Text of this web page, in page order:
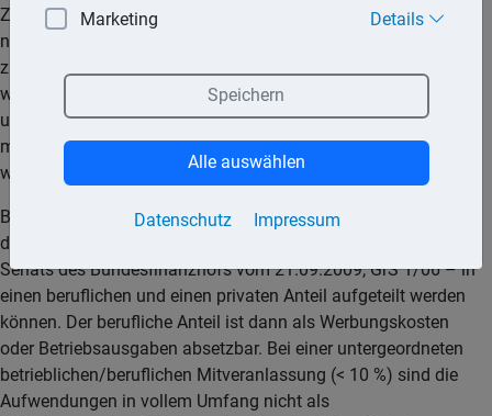
Zusammenhang mit der privaten Lebensführung stehen und
nicht allein betrieblich veranlasst sind. So ist der Abzug auch
zum Teil privat veranlasster Aufwendungen nur möglich,
wenn der Privatanteil unter 10 % liegt und damit von
untergeordneter Bedeutung ist oder der betriebliche Anteil
mittels eines objektiven Maßstabs fehlerfrei bestimmt
werden kann.
Bei einer beruflich aber auch privat veranlassten Reise gilt,
dass die Reisekosten – gemäß dem Beschluss des Großen
Senats des Bundesfinanzhofs vom 21.09.2009, GrS 1/06 – in
einen beruflichen und einen privaten Anteil aufgeteilt werden
können. Der berufliche Anteil ist dann als Werbungskosten
oder Betriebsausgaben absetzbar. Bei einer untergeordneten
betrieblichen/beruflichen Mitveranlassung (< 10 %) sind die
Aufwendungen in vollem Umfang nicht als
Marketing Details
Datenschutz Impressum
Speichern
Alle auswählen